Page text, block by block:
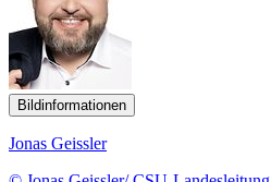
Bildinformationen
Jonas Geissler